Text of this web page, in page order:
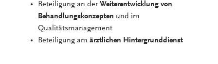
Beteiligung an derWeiterentwicklung von
Behandlungskonzepten und im
Qualitätsmanagement
Beteiligung amärztlichen Hintergrunddienst